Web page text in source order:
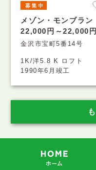
メゾン・モンブラン
22,000円～22,000円
金沢市宝町5番14号
1K/洋5.8 K ロフト
1990年6月竣工